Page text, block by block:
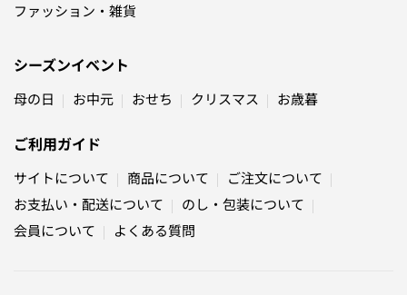
ファッション・雑貨
シーズンイベント
母の日 お中元 おせち クリスマス お歳暮
ご利用ガイド
サイトについて 商品について
ご注文について
お支払い・配送について
のし・包装について
会員について
よくある質問